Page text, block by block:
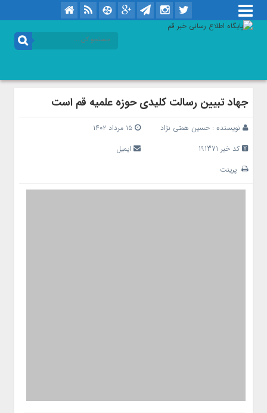
جهاد تبیین رسالت کلیدی حوزه علمیه قم است
نویسنده : حسین همتی نژاد
۱۵ مرداد ۱۴۰۲
کد خبر 191371
ایمیل
پرینت